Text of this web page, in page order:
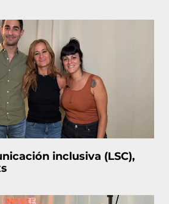
inclusiva (LSC),